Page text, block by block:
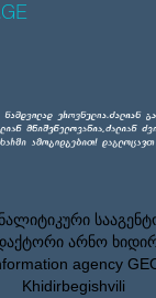
არნო
agency
Khidirbegishvili